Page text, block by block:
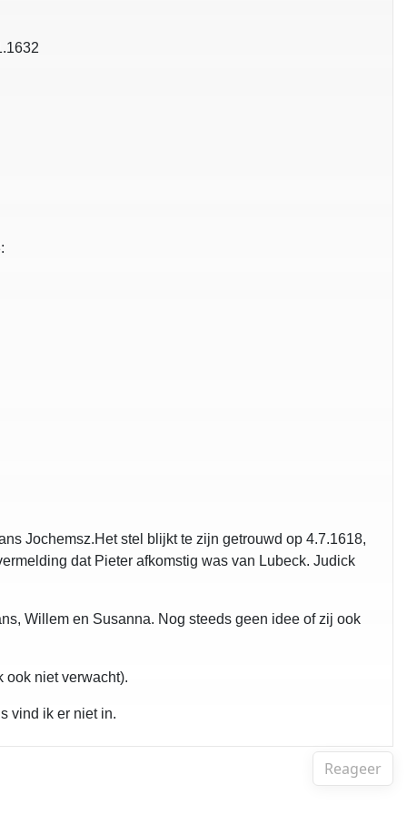
Jochemsz.Het stel blijkt te zijn getrouwd op 4.7.1618,
dat Pieter afkomstig was van Lubeck. Judick
Willem en Susanna. Nog steeds geen idee of zij ook
ook niet verwacht).
vind ik er niet in.
Reageer